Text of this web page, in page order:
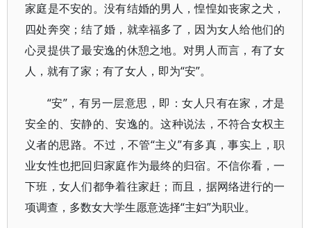
家庭是不安的。没有结婚的男人，惶惶如丧家之犬，
四处奔突；结了婚，就幸福多了，因为女人给他们的
心灵提供了最安逸的休憩之地。对男人而言，有了女
人，就有了家；有了女人，即为“安”。
“安”，有另一层意思，即：女人只有在家，才是
安全的、安静的、安逸的。这种说法，不符合女权主
义者的思路。不过，不管“主义”有多真，事实上，职
业女性也把回归家庭作为最终的归宿。不信你看，一
下班，女人们都争着往家赶；而且，据网络进行的一
项调查，多数女大学生愿意选择“主妇”为职业。